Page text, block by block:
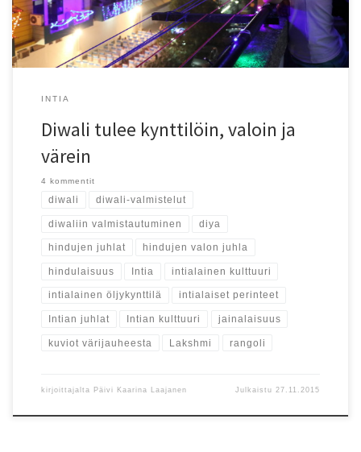
INTIA
Diwali tulee kynttilöin, valoin ja
värein
4 kommentit
diwali diwali-valmistelut
diwaliin valmistautuminen diya
hindujen juhlat hindujen valon juhla
hindulaisuus Intia intialainen kulttuuri
intialainen öljykynttilä intialaiset perinteet
Intian juhlat Intian kulttuuri jainalaisuus
kuviot värijauheesta Lakshmi rangoli
kirjoittajalta Päivi Kaarina Laajanen Julkaistu27.11.2015